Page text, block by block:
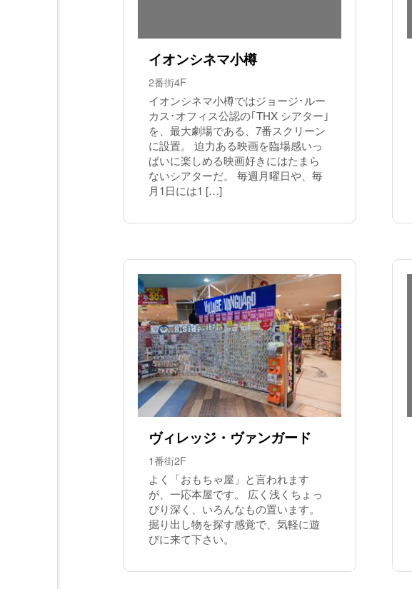
イオンシネマ小樽
2番街4F
イオンシネマ小樽ではジョージ･ルー
カス･オフィス公認の｢THX シアター｣
を、最大劇場である、7番スクリーン
に設置。 迫力ある映画を臨場感いっ
ぱいに楽しめる映画好きにはたまら
ないシアターだ。 毎週月曜日や、毎
月1日には1 […]
ヴィレッジ・ヴァンガード
1番街2F
よく「おもちゃ屋」と言われます
が、一応本屋です。 広く浅くちょっ
ぴり深く、いろんなもの置います。
掘り出し物を探す感覚で、気軽に遊
びに来て下さい。